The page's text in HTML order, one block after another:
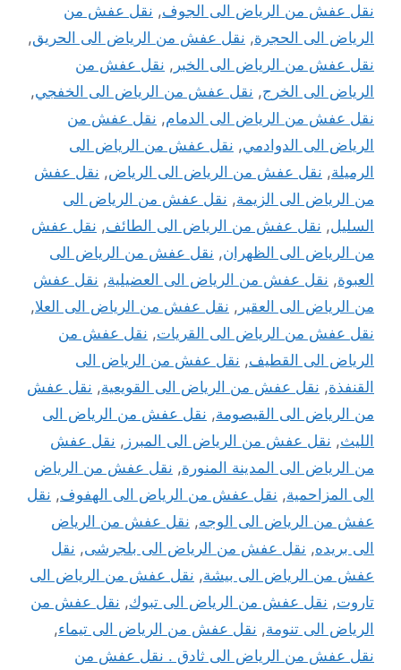
نقل عفش من الرياض الى الجوف, نقل عفش من
الرياض الى الحجرة, نقل عفش من الرياض الى الحريق,
نقل عفش من الرياض الى الخبر , نقل عفش من
الرياض الى الخرج, نقل عفش من الرياض الى الخفجي,
نقل عفش من الرياض الى الدمام, نقل عفش من
الرياض الى الدوادمي, نقل عفش من الرياض الى
الرميلة, نقل عفش من الرياض الى الرياض, نقل عفش
من الرياض الى الزيمة, نقل عفش من الرياض الى
السليل, نقل عفش من الرياض الى الطائف, نقل عفش
من الرياض الى الظهران, نقل عفش من الرياض الى
العبوة, نقل عفش من الرياض الى العضيلية, نقل عفش
من الرياض الى العقير , نقل عفش من الرياض الى العلا,
نقل عفش من الرياض الى القريات, نقل عفش من
الرياض الى القطيف, نقل عفش من الرياض الى
القنفذة, نقل عفش من الرياض الى القويعية, نقل عفش
من الرياض الى القيصومة, نقل عفش من الرياض الى
الليث, نقل عفش من الرياض الى المبرز , نقل عفش
من الرياض الى المدينة المنورة, نقل عفش من الرياض
الى المزاحمية, نقل عفش من الرياض الى الهفوف, نقل
عفش من الرياض الى الوجه, نقل عفش من الرياض
الى بريده, نقل عفش من الرياض الى بلجرشى, نقل
عفش من الرياض الى بيشة, نقل عفش من الرياض الى
تاروت, نقل عفش من الرياض الى تبوك, نقل عفش من
الرياض الى تنومة, نقل عفش من الرياض الى تيماء,
نقل عفش من الرياض الى ثادق . نقل عفش من